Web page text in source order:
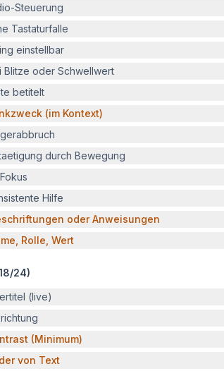
Steuerung
Tastaturfalle
einstellbar
Blitze oder Schwellwert
betitelt
Barriere:(im Kontext)
durch Bewegung
Hilfe
Barriere: oder Anweisungen
Barriere:
Rolle, Wert
/24)
(live)
Barriere:
(Minimum)
Barriere:
von Text